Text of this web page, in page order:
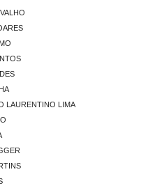
LAURENTINO LIMA